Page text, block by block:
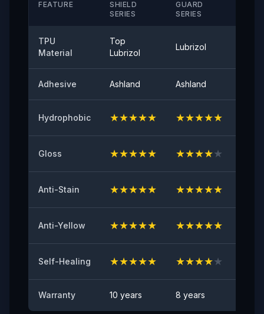
Résistance à la Température
Adhérence au Pelage
Brillance de Surface à 60°
94
Résistance au Jaunissement
CONFORME
Anti-taches
FEATURE
SHIELD
SERIES
GUARD
SERIES
TPU
Material
Top
Lubrizol
Lubrizol
Adhesive Ashland Ashland
Hydrophobic ★★★★★ ★★★★★
Gloss ★★★★★ ★★★★★
Anti-Stain ★★★★★ ★★★★★
Anti-Yellow ★★★★★ ★★★★★
Self-Healing ★★★★★ ★★★★★
Warranty 10 years 8 years